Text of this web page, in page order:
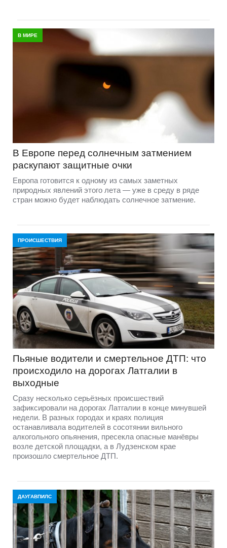
В МИРЕ
В Европе перед солнечным затмением
раскупают защитные очки
Европа готовится к одному из самых заметных
природных явлений этого лета — уже в среду в ряде
стран можно будет наблюдать солнечное затмение.
ПРОИСШЕСТВИЯ
Пьяные водители и смертельное ДТП: что
происходило на дорогах Латгалии в
выходные
Сразу несколько серьёзных происшествий
зафиксировали на дорогах Латгалии в конце минувшей
недели. В разных городах и краях полиция
останавливала водителей в сосотянии вильного
алкогольного опьянения, пресекла опасные манёвры
возле детской площадки, а в Лудзенском крае
произошло смертельное ДТП.
ДАУГАВПИЛС